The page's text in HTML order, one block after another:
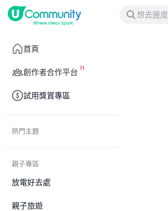
首頁
創作者合作平台
試用獎賞專區
熱門主題
親子專區
放電好去處
親子旅遊